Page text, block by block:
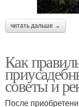
читать дальше →
Как
советы и
После